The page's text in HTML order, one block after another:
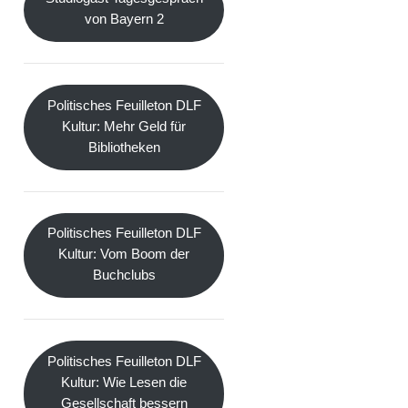
von Bayern 2
Politisches Feuilleton DLF
Kultur: Mehr Geld für
Bibliotheken
Politisches Feuilleton DLF
Kultur: Vom Boom der
Buchclubs
Politisches Feuilleton DLF
Kultur: Wie Lesen die
Gesellschaft bessern